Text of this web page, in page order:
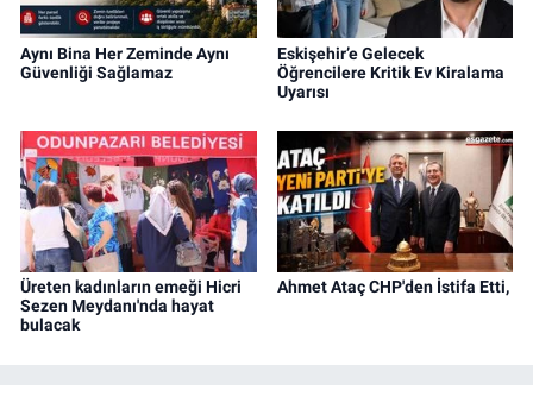
Aynı Bina Her Zeminde Aynı
Güvenliği Sağlamaz
Eskişehir’e Gelecek
Öğrencilere Kritik Ev Kiralama
Uyarısı
Üreten kadınların emeği Hicri
Sezen Meydanı'nda hayat
bulacak
Ahmet Ataç CHP'den İstifa Etti,